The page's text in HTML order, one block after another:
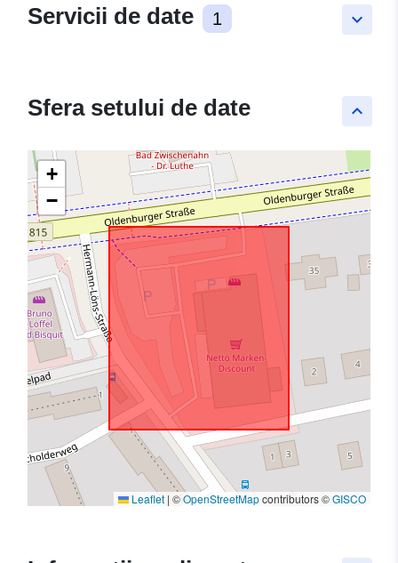
keyboard_arrow_down
Servicii de date 1
keyboard_arrow_up
Sfera setului de date
+
−
Leaflet | ©OpenStreetMapcontributors ©GISCO